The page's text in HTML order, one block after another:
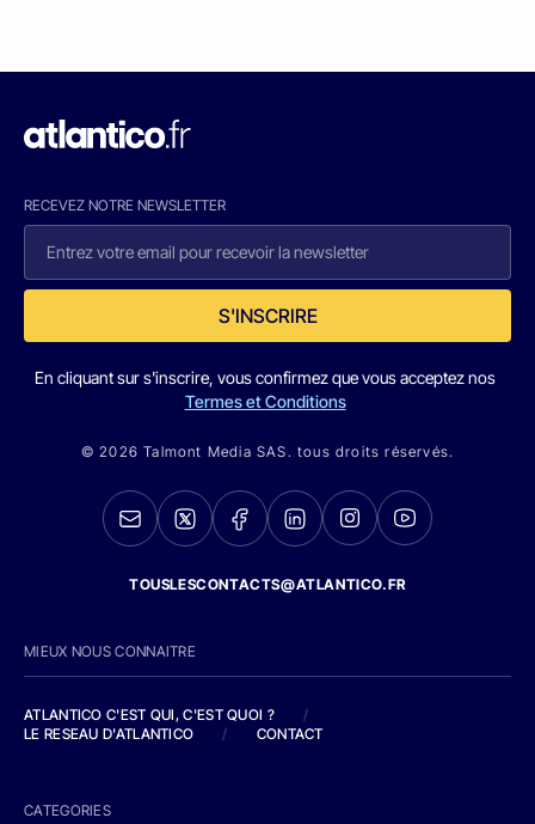
RECEVEZ NOTRE NEWSLETTER
S'INSCRIRE
En cliquant sur s'inscrire, vous confirmez que vous acceptez nos
Termes et Conditions
© 2026 Talmont Media SAS. tous droits réservés.
TOUSLESCONTACTS@ATLANTICO.FR
MIEUX NOUS CONNAITRE
ATLANTICO C'EST QUI, C'EST QUOI ?
/
LE RESEAU D'ATLANTICO
/ CONTACT
CATEGORIES